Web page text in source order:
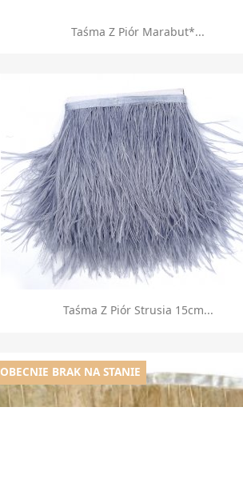
Szybki podgląd
Taśma Z Piór Marabut*...
 Szybki podgląd
Taśma Z Piór Strusia 15cm...
OBECNIE BRAK NA STANIE